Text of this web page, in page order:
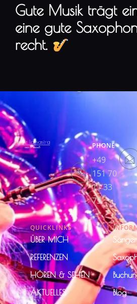
Gute Musik trägt
eine gute
recht.
PHONE
+49
151 70
11 33
73
QUICKLINKS
ÜBER MICH
REFERENZEN
HÖREN & SEHEN
AKTUELLES
Blog